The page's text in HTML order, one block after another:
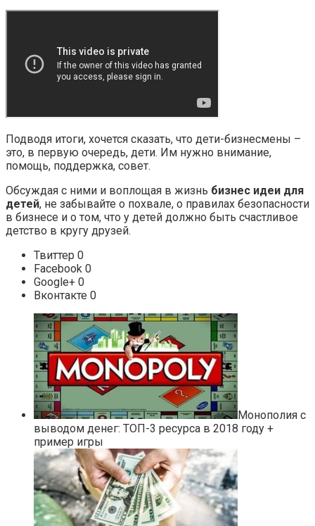
Подводя итоги, хочется сказать, что дети-бизнесмены –
это, в первую очередь, дети. Им нужно внимание,
помощь, поддержка, совет.
Обсуждая с ними и воплощая в жизнь бизнес идеи для
детей, не забывайте о похвале, о правилах безопасности
в бизнесе и о том, что у детей должно быть счастливое
детство в кругу друзей.
Твиттер 0
Facebook 0
Google+ 0
Вконтакте 0
Монополия с
выводом денег: ТОП-3 ресурса в 2018 году +
пример игры